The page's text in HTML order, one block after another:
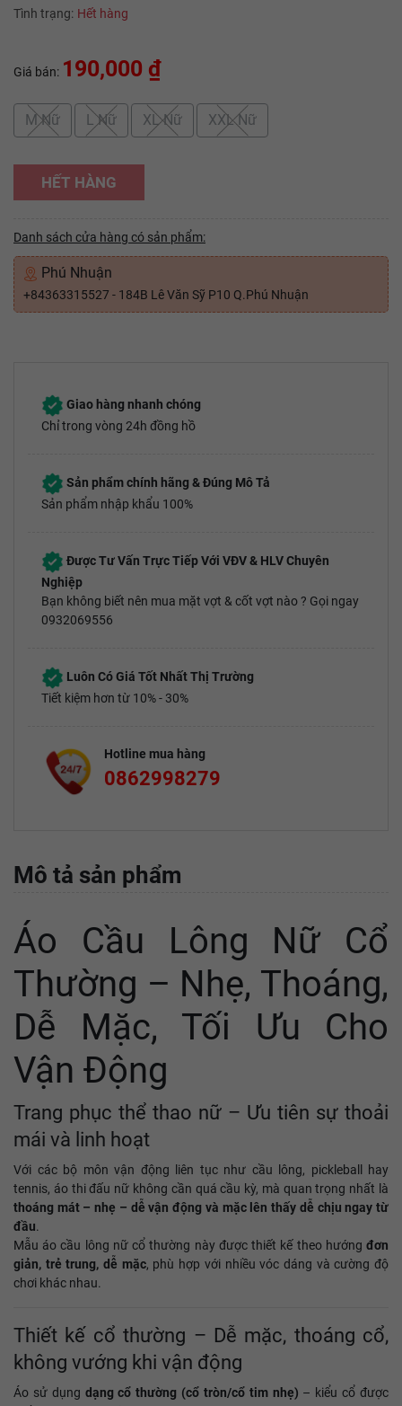
Tình trạng: Hết hàng
Giá bán: 190,000 ₫
M Nữ L Nữ XL Nữ XXL Nữ
HẾT HÀNG
Danh sách cửa hàng có sản phẩm:
Phú Nhuận
+84363315527 - 184B Lê Văn Sỹ P10 Q.Phú Nhuận
Giao hàng nhanh chóng
Chỉ trong vòng 24h đồng hồ
Sản phẩm chính hãng & Đúng Mô Tả
Sản phẩm nhập khẩu 100%
Được Tư Vấn Trực Tiếp Với VĐV & HLV Chuyên
Nghiệp
Bạn không biết nên mua mặt vợt & cốt vợt nào ? Gọi ngay
0932069556
Luôn Có Giá Tốt Nhất Thị Trường
Tiết kiệm hơn từ 10% - 30%
Hotline mua hàng
0862998279
Mô tả sản phẩm
Áo Cầu Lông Nữ Cổ
Thường – Nhẹ, Thoáng,
Dễ Mặc, Tối Ưu Cho
Vận Động
Trang phục thể thao nữ – Ưu tiên sự thoải
mái và linh hoạt
Với các bộ môn vận động liên tục như cầu lông, pickleball hay
tennis, áo thi đấu nữ không cần quá cầu kỳ, mà quan trọng nhất là
thoáng mát – nhẹ – dễ vận động và mặc lên thấy dễ chịu ngay từ
đầu.
Mẫu áo cầu lông nữ cổ thường này được thiết kế theo hướng đơn
giản, trẻ trung, dễ mặc, phù hợp với nhiều vóc dáng và cường độ
chơi khác nhau.
Thiết kế cổ thường – Dễ mặc, thoáng cổ,
không vướng khi vận động
Áo sử dụng dạng cổ thường (cổ tròn/cổ tim nhẹ) – kiểu cổ được